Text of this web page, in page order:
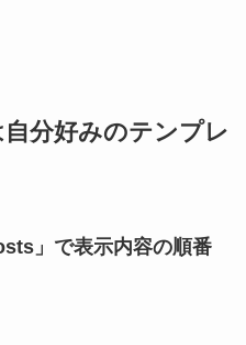
分好みのテンプレ
」で表示内容の順番